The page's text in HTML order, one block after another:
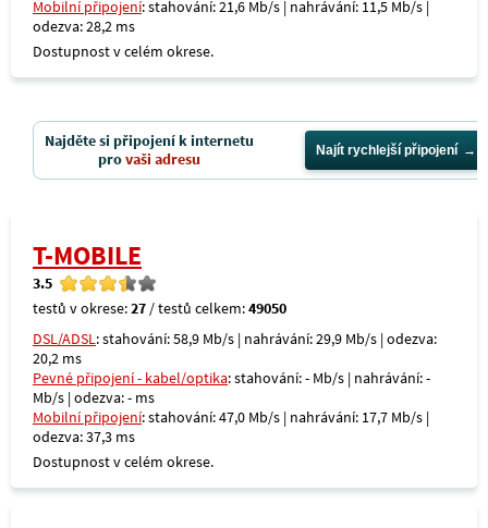
Mobilní připojení: stahování: 21,6 Mb/s | nahrávání: 11,5 Mb/s |
odezva: 28,2 ms
Dostupnost v celém okrese.
Najděte si připojení k internetu
provaši adresu Najít rychlejší připojení
T-MOBILE
3.5
testů v okrese:27 / testů celkem:49050
DSL/ADSL: stahování: 58,9 Mb/s | nahrávání: 29,9 Mb/s | odezva:
20,2 ms
Pevné připojení - kabel/optika: stahování: - Mb/s | nahrávání: -
Mb/s | odezva: - ms
Mobilní připojení: stahování: 47,0 Mb/s | nahrávání: 17,7 Mb/s |
odezva: 37,3 ms
Dostupnost v celém okrese.